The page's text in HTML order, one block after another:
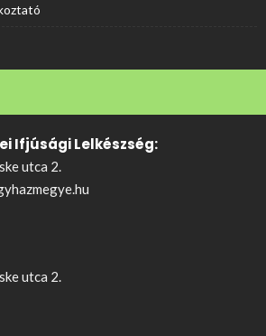
Ifjúsági Lelkészség:
utca 2.
utca 2.